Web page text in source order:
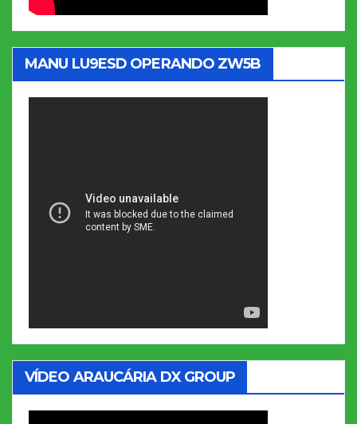
MANU LU9ESD OPERANDO ZW5B
VÍDEO ARAUCÁRIA DX GROUP